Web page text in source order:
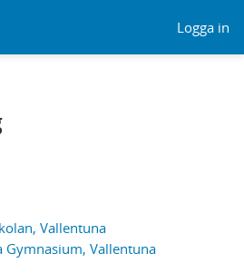
Logga in
Vallentuna
Gymnasium, Vallentuna